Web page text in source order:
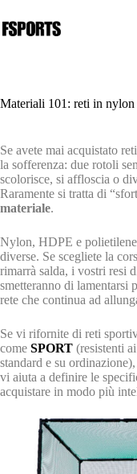
al
contenuto
Materiali 101: reti in
Se avete mai acquistato
la sofferenza: due rotoli
scolorisce, si affloscia o
Raramente si tratta di
materiale.
Nylon, HDPE e
diverse. Se scegliete la
rimarrà salda, i vostri resi
smetteranno di lamentarsi
rete che continua ad
Se vi rifornite di reti
come SPORT (resistenti
standard e su
vi aiuta a definire le
acquistare in modo più